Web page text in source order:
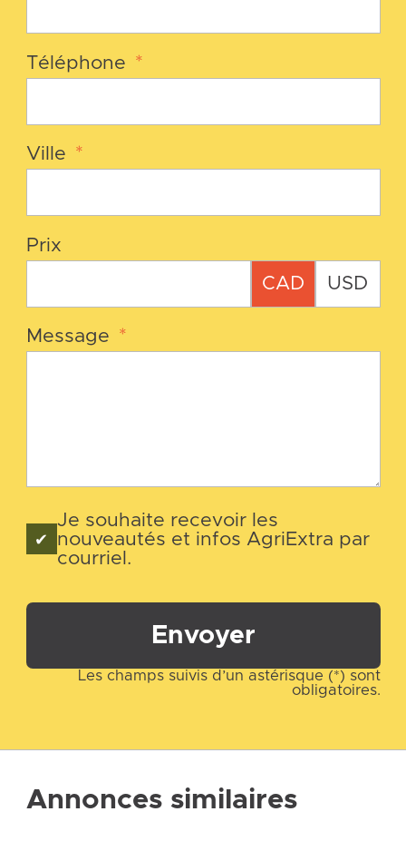
Téléphone *
Ville *
Prix
CAD USD
Message *
Je souhaite recevoir les
nouveautés et infos AgriExtra par
courriel.
Envoyer
Les champs suivis d’un astérisque (*) sont
obligatoires.
Annonces similaires